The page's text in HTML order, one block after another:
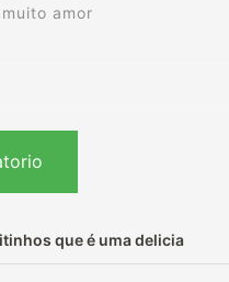
amor
que é uma delicia